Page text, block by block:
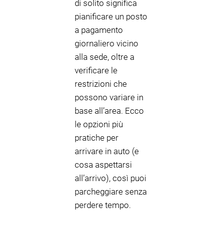
di solito significa
pianificare un posto
a pagamento
giornaliero vicino
alla sede, oltre a
verificare le
restrizioni che
possono variare in
base all’area. Ecco
le opzioni più
pratiche per
arrivare in auto (e
cosa aspettarsi
all’arrivo), così puoi
parcheggiare senza
perdere tempo.